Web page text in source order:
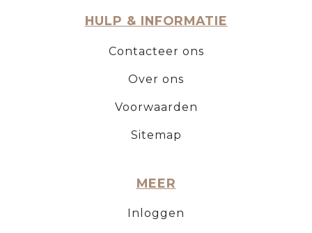
HULP & INFORMATIE
Contacteer ons
Over ons
Voorwaarden
Sitemap
MEER
Inloggen